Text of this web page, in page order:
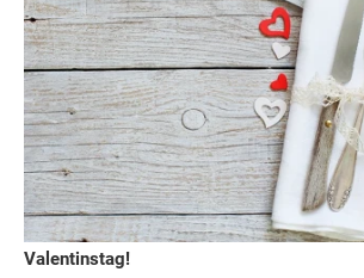
Valentinstag!